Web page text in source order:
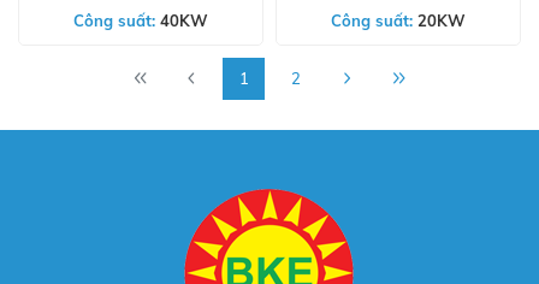
Công suất: 40KW Công suất: 20KW
1 2